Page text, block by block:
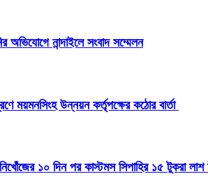
অভিযোগে নান্দাইলে সংবাদ সম্মেলন
ময়মনসিংহ উন্নয়ন কর্তৃপক্ষের কঠোর বার্তা
১০ দিন পর কাস্টমস সিপাহির ১৫ টুকরা লাশ